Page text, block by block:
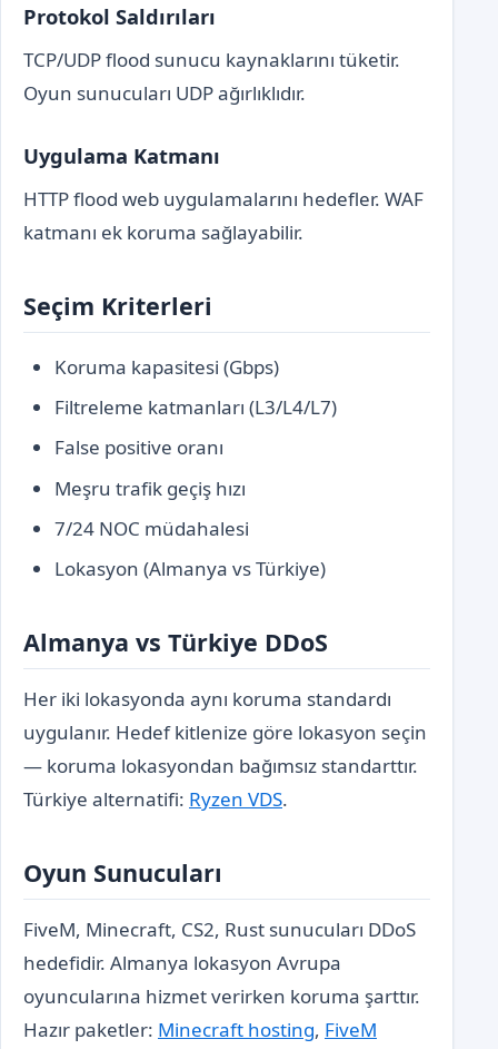
Protokol Saldırıları
TCP/UDP flood sunucu kaynaklarını tüketir.
Oyun sunucuları UDP ağırlıklıdır.
Uygulama Katmanı
HTTP flood web uygulamalarını hedefler. WAF
katmanı ek koruma sağlayabilir.
Seçim Kriterleri
Koruma kapasitesi (Gbps)
Filtreleme katmanları (L3/L4/L7)
False positive oranı
Meşru trafik geçiş hızı
7/24 NOC müdahalesi
Lokasyon (Almanya vs Türkiye)
Almanya vs Türkiye DDoS
Her iki lokasyonda aynı koruma standardı
uygulanır. Hedef kitlenize göre lokasyon seçin
— koruma lokasyondan bağımsız standarttır.
Türkiye alternatifi: Ryzen VDS.
Oyun Sunucuları
FiveM, Minecraft, CS2, Rust sunucuları DDoS
hedefidir. Almanya lokasyon Avrupa
oyuncularına hizmet verirken koruma şarttır.
Hazır paketler: Minecraft hosting, FiveM